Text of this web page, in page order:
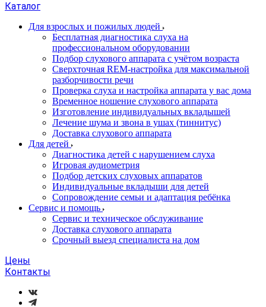
Каталог
Для взрослых и пожилых людей
Бесплатная диагностика слуха на
профессиональном оборудовании
Подбор слухового аппарата с учётом возраста
Сверхточная REM-настройка для максимальной
разборчивости речи
Проверка слуха и настройка аппарата у вас дома
Временное ношение слухового аппарата
Изготовление индивидуальных вкладышей
Лечение шума и звона в ушах (тиннитус)
Доставка слухового аппарата
Для детей
Диагностика детей с нарушением слуха
Игровая аудиометрия
Подбор детских слуховых аппаратов
Индивидуальные вкладыши для детей
Сопровождение семьи и адаптация ребёнка
Сервис и помощь
Сервис и техническое обслуживание
Доставка слухового аппарата
Срочный выезд специалиста на дом
Цены
Контакты